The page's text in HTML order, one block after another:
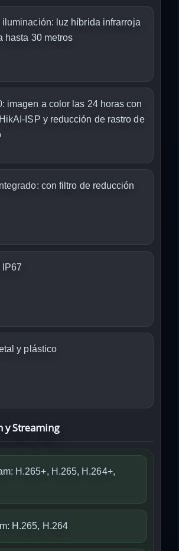
luz híbrida infrarroja
hasta 30 metros
imagen a color las 24 horas con
ISP y reducción de rastro de
con filtro de reducción
IP67
y plástico
y Streaming
H.265+, H.265, H.264+,
H.265, H.264